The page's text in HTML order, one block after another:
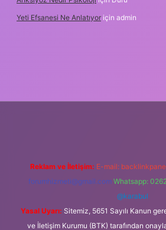
Yeti Efsanesi Ne Anlatıyor için admin
Reklam ve İletişim: E-mail:
forumhizmeti@gmail.com Whatsapp:
@karabul
Yasal Uyarı: Sitemiz, 5651 Sayılı Kanun
ve İletişim Kurumu (BTK) tarafından